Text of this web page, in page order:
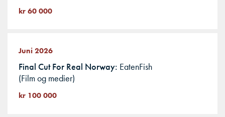
kr 60 000
Juni 2026
Final Cut For Real Norway EatenFish
(Film og medier)
kr 100 000